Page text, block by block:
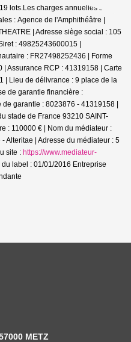
lots.Les charges annuelles sont
: Agence de l'Amphithéâtre |
| Adresse siège social : 105
: 49825243600015 |
: FR27498252436 | Forme
Assurance RCP : 41319158 | Carte
| Lieu de délivrance : 9 place de la
de garantie financière :
de garantie : 8023876 - 41319158 |
stade de France 93210 SAINT-
: 110000 € | Nom du médiateur :
Alteritae | Adresse du médiateur : 5
site : https://www.mediateur-
label : 01/01/2016 Entreprise
METZ